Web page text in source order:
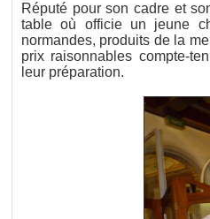
Réputé pour son cadre et
table où officie un jeune
normandes, produits de la
prix raisonnables compte-
leur préparation.